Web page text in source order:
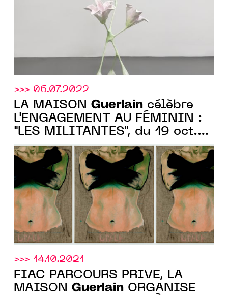
>>> 06.07.2022
LA MAISON Guerlain célèbre
L'ENGAGEMENT AU FÉMININ :
"LES MILITANTES", du 19 oct.
au 14 nov. 2022, au 68 Champs
Elysée, Paris
>>> 14.10.2021
FIAC PARCOURS PRIVÉ, LA
MAISON Guerlain ORGANISE